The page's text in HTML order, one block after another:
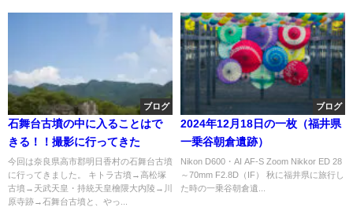
ブログ
石舞台古墳の中に入ることはで
きる！！撮影に行ってきた
今回は奈良県高市郡明日香村の石舞台古墳
に行ってきました。 キトラ古墳→高松塚
古墳→天武天皇・持統天皇檜隈大内陵→川
原寺跡→石舞台古墳と、やっ...
ブログ
2024年12月18日の一枚（福井県
一乗谷朝倉遺跡）
Nikon D600・AI AF-S Zoom Nikkor ED 28
～70mm F2.8D（IF） 秋に福井県に旅行し
た時の一乗谷朝倉遺...